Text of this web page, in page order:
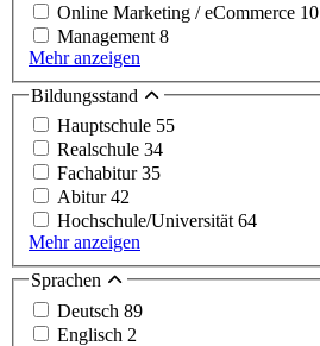
Online Marketing / eCommerce 10
Management 8
Mehr anzeigen
Bildungsstand
Hauptschule 55
Realschule 34
Fachabitur35
Abitur42
Hochschule/Universität64
Mehr anzeigen
Sprachen
Deutsch 89
Englisch 2